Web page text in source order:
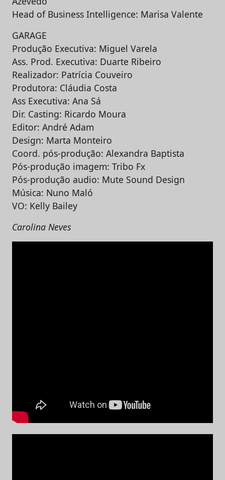
Head of Business Intelligence: Marisa Valente
GARAGE
Produção Executiva: Miguel Varela
Ass. Prod. Executiva: Duarte Ribeiro
Realizador: Patrícia Couveiro
Produtora: Cláudia Costa
Ass Executiva: Ana Sá
Dir. Casting: Ricardo Moura
Editor: André Adam
Design: Marta Monteiro
Coord. pós-produção: Alexandra Baptista
Pós-produção imagem: Tribo Fx
Pós-produção audio: Mute Sound Design
Música: Nuno Maló
VO: Kelly Bailey
Carolina Neves